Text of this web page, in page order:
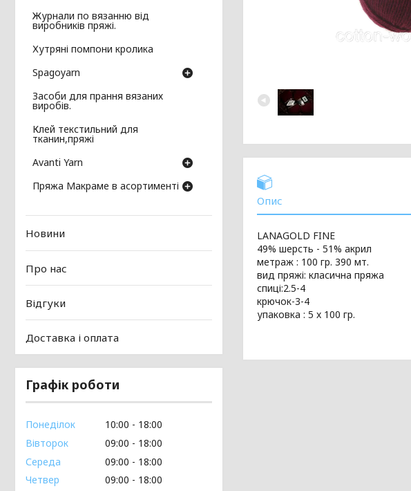
Опис
LANAGOLD FINE
49% шерсть - 51% акрил
метраж : 100 гр. 390 мт.
вид пряжі: класична пряжа
спиці:2.5-4
крючок-3-4
упаковка : 5 x 100 гр.
Журнали по вязанню від
виробників пряжі.
Хутряні помпони кролика
Spagoyarn
Засоби для прання вязаних
виробів.
Клей текстильний для
тканин,пряжі
Avanti Yarn
Пряжа Макраме в асортименті
Новини
Про нас
Відгуки
Доставка і оплата
Графік роботи
Понеділок 10:00
18:00
Вівторок
09:00
18:00
Середа
09:00
18:00
Четвер
09:00
18:00